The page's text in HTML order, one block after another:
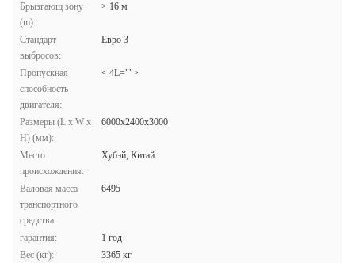
Брызгающ зону
(m):
> 16 м
Стандарт
выбросов:
Евро 3
Пропускная
способность
двигателя:
< 4L="">
Размеры (L x W x
H) (мм):
6000x2400x3000
Место
происхождения:
Хубэй, Китай
Валовая масса
транспортного
средства:
6495
гарантия:
1 год
Вес (кг):
3365 кг